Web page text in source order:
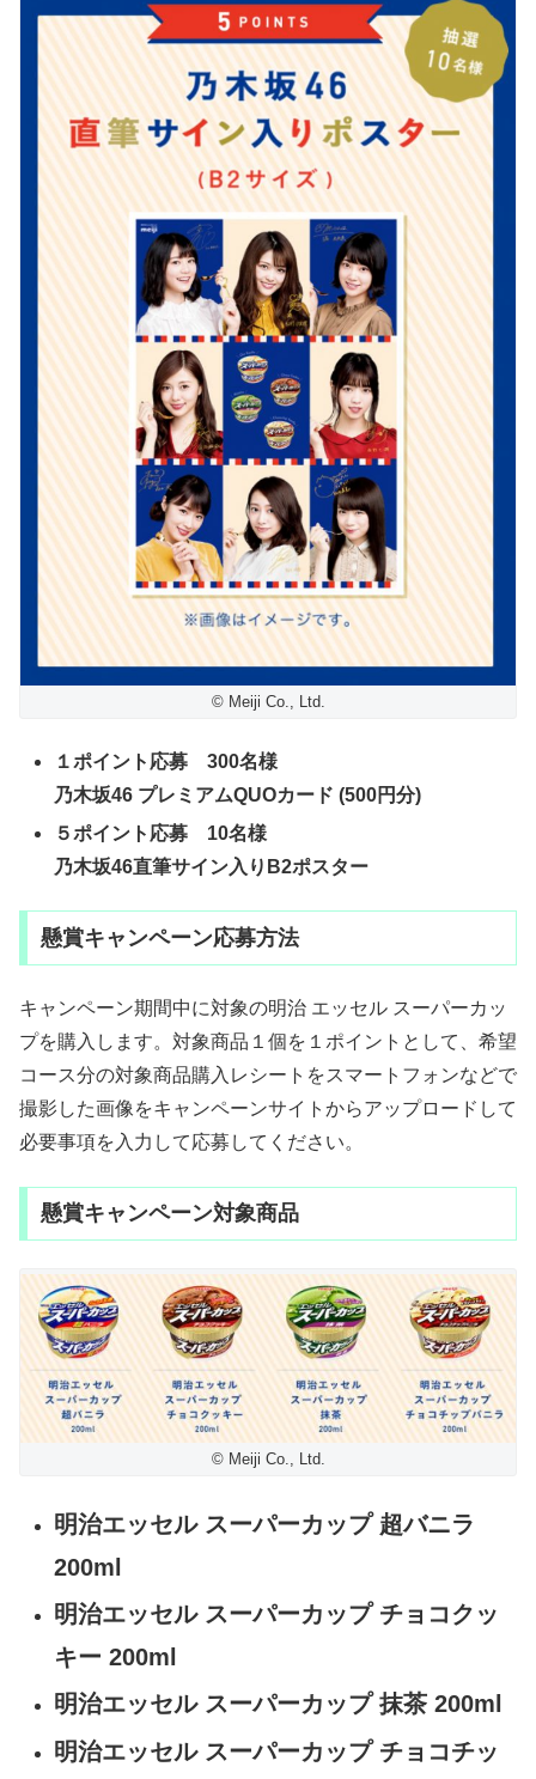
© Meiji Co., Ltd.
１ポイント応募 300名様
乃木坂46 プレミアムQUOカード (500円分)
５ポイント応募 10名様
乃木坂46直筆サイン入りB2ポスター
懸賞キャンペーン応募方法
キャンペーン期間中に対象の明治 エッセル スーパーカッ
プを購入します。対象商品１個を１ポイントとして、希望
コース分の対象商品購入レシートをスマートフォンなどで
撮影した画像をキャンペーンサイトからアップロードして
必要事項を入力して応募してください。
懸賞キャンペーン対象商品
© Meiji Co., Ltd.
明治エッセル スーパーカップ 超バニラ
200ml
明治エッセル スーパーカップ チョコクッ
キー 200ml
明治エッセル スーパーカップ 抹茶 200ml
明治エッセル スーパーカップ チョコチッ